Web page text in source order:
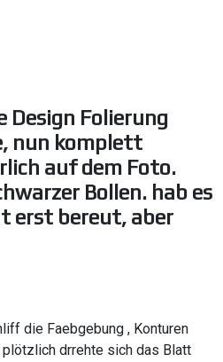
Design Folierung
nun komplett
auf dem Foto.
Bollen. hab es
erst bereut, aber
die Faebgebung , Konturen
plötzlich drrehte sich das Blatt